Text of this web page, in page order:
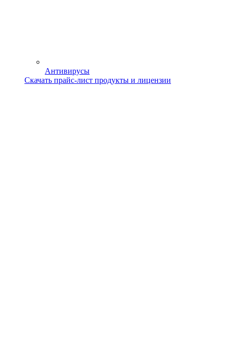
Антивирусы
Скачать прайс-лист продукты и лицензии